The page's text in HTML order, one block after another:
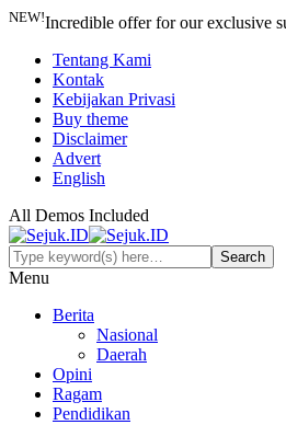
NEW!Incredible offer for our exclusive
Tentang Kami
Kontak
Kebijakan Privasi
Buy theme
Disclaimer
Advert
English
All Demos Included
Menu
Berita
Nasional
Daerah
Opini
Ragam
Pendidikan